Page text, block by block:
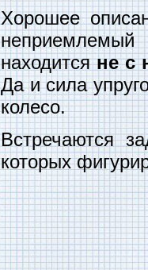
Хорошее
находитсяне с
Да и сила
колесо.
Встречаются
которых